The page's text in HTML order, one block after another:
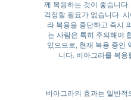
께 복용하는 것이 좋습니다
걱정할 필요가 없습니다.
라 복용을 중단하고 즉시
는 사람은 특히 주의해야
있으므로, 현재 복용 중인
니다. 비아그라를 복
비아그라의 효과는 일반적